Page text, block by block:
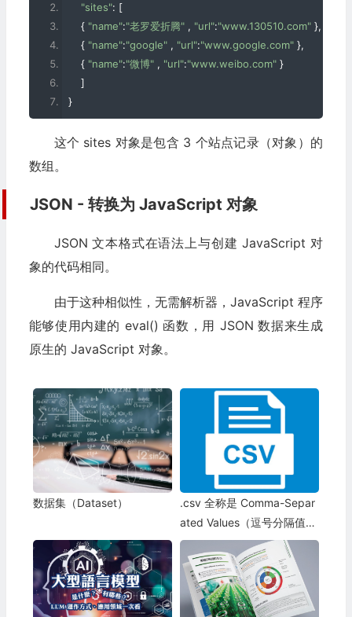
"sites": [
{ "name":"老罗爱折腾" , "url":"www.130510.com" },
{ "name":"google" , "url":"www.google.com" },
{ "name":"微博" , "url":"www.weibo.com" }
]
}
这个 sites 对象是包含 3 个站点记录（对象）的
数组。
JSON - 转换为 JavaScript 对象
JSON 文本格式在语法上与创建 JavaScript 对
象的代码相同。
由于这种相似性，无需解析器，JavaScript 程序
能够使用内建的 eval() 函数，用 JSON 数据来生成
原生的 JavaScript 对象。
数据集（Dataset）
.csv 全称是 Comma-Separ
ated Values（逗号分隔值）
纯文本格式的表格文件